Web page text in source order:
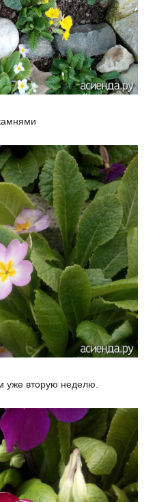
уже вторую неделю.